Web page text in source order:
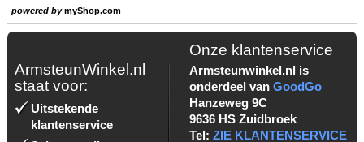
powered bymyShop.com
ArmsteunWinkel.nl
staat voor:
Uitstekende
klantenservice
Onze klantenservice
Armsteunwinkel.nl is
onderdeel van GoodGo
Hanzeweg 9C
9636 HS Zuidbroek
Tel: ZIE KLANTENSERVICE